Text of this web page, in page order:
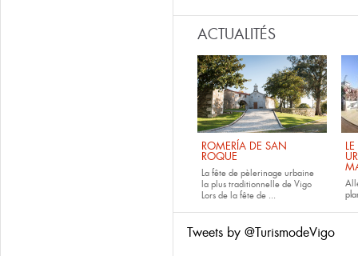
ACTUALITÉS
ROMERÍA DE SAN
ROQUE
La fête de pèlerinage urbaine
la plus traditionnelle de Vigo
Lors de la fête de ...
Tweets by @TurismodeVigo